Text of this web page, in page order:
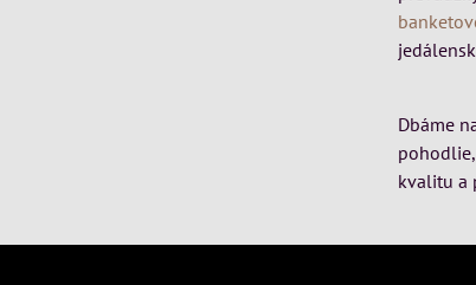
Dbáme
kvalitu a